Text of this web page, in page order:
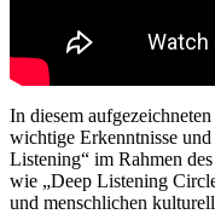
In diesem
wichtige Erkenntnisse
Listening“ im Rahmen
wie „Deep Listening
und menschlichen